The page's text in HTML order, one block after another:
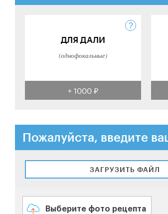
ДЛЯ ДАЛИ
(однофокальные)
+ 1000 ₽
Пожалуйста, введите
ЗАГРУЗИТЬ ФАЙЛ
Выберите фото рецепта